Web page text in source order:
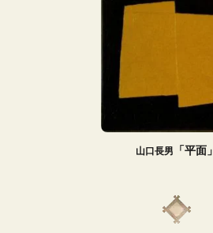
山口長男 「平面」